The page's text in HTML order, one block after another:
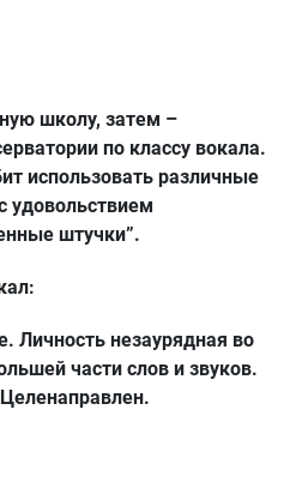
школу, затем –
по классу вокала.
использовать различные
удовольствием
штучки”.
Личность незаурядная во
части слов и звуков.